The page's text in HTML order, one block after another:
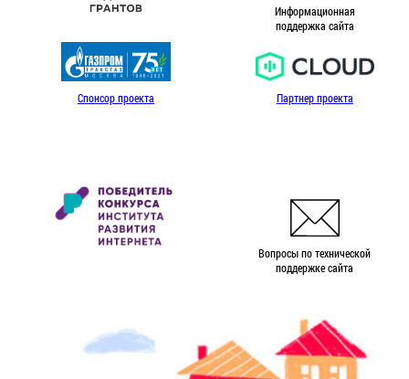
Информационная
поддержка сайта
Спонсор проекта Партнер проекта
Вопросы по технической
поддержке сайта